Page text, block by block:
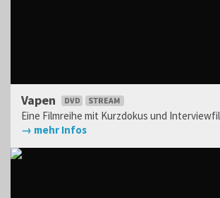
Vapen
Eine Filmreihe mit Kurzdokus und
→ mehr Infos